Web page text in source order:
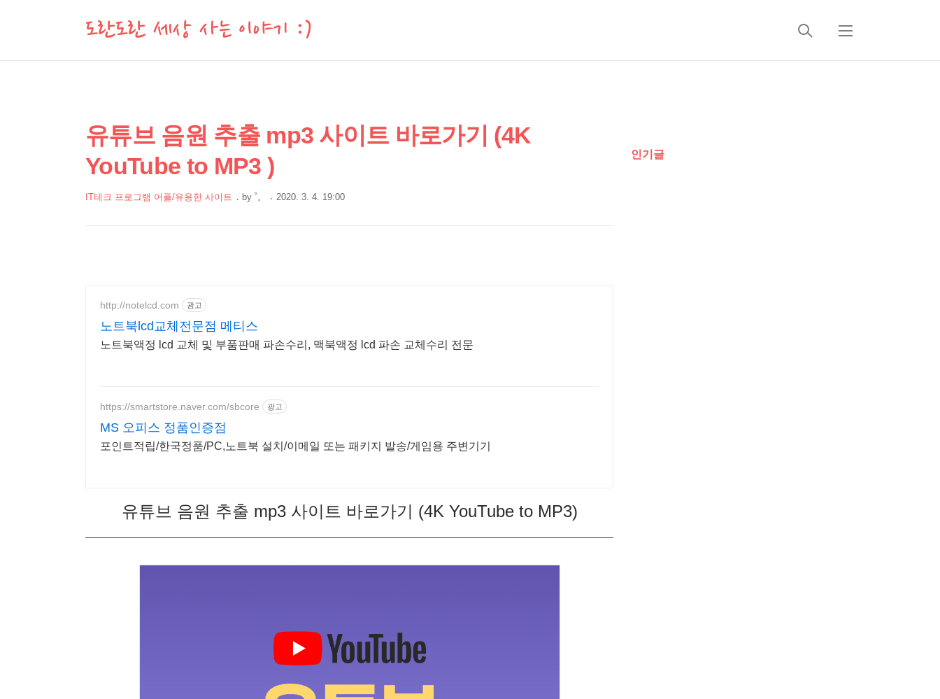
도란도란 세상 사는 이야기 :)
검
메
상
세
컨
츠
본
문
제
목
유튜브 음원 추출 mp3 사이트 바로가기 (4K
YouTube to MP3 )
IT테크 프로그램 어플/유용한 사이트 by ˚。 2020. 3. 4. 19:00
http://notelcd.com 광고
노트북lcd교체전문점 메티스
노트북액정 lcd 교체 및 부품판매 파손수리, 맥북액정 lcd 파손 교체수리 전문
https://smartstore.naver.com/sbcore 광고
MS 오피스 정품인증점
포인트적립/한국정품/PC,노트북 설치/이메일 또는 패키지 발송/게임용 주변기기
유튜브 음원 추출 mp3 사이트 바로가기 (4K YouTube to MP3)
가
인기글